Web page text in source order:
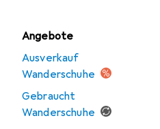
Angebote
Ausverkauf
Wanderschuhe
Gebraucht
Wanderschuhe